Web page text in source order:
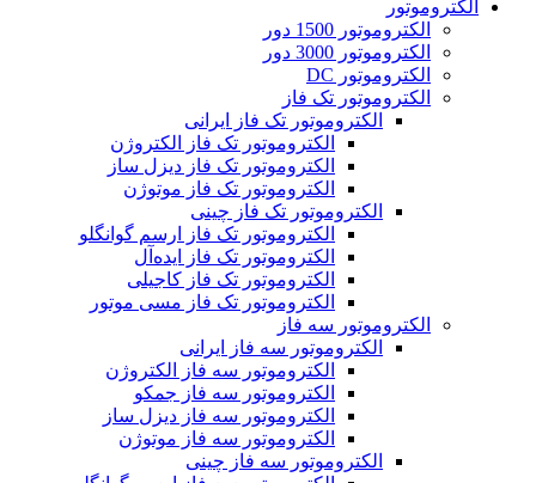
الکتروموتور
الکتروموتور 1500 دور
الکتروموتور 3000 دور
الکتروموتور DC
الکتروموتور تک فاز
الکتروموتور تک فاز ایرانی
الکتروموتور تک فاز الکتروژن
الکتروموتور تک فاز دیزل ساز
الکتروموتور تک فاز موتوژن
الکتروموتور تک فاز چینی
الکتروموتور تک فاز ارسم گوانگلو
الکتروموتور تک فاز ایده‌آل
الکتروموتور تک فاز کاجیلی
الکتروموتور تک فاز مسی موتور
الکتروموتور سه فاز
الکتروموتور سه فاز ایرانی
الکتروموتور سه فاز الکتروژن
الکتروموتور سه فاز جمکو
الکتروموتور سه فاز دیزل ساز
الکتروموتور سه فاز موتوژن
الکتروموتور سه فاز چینی